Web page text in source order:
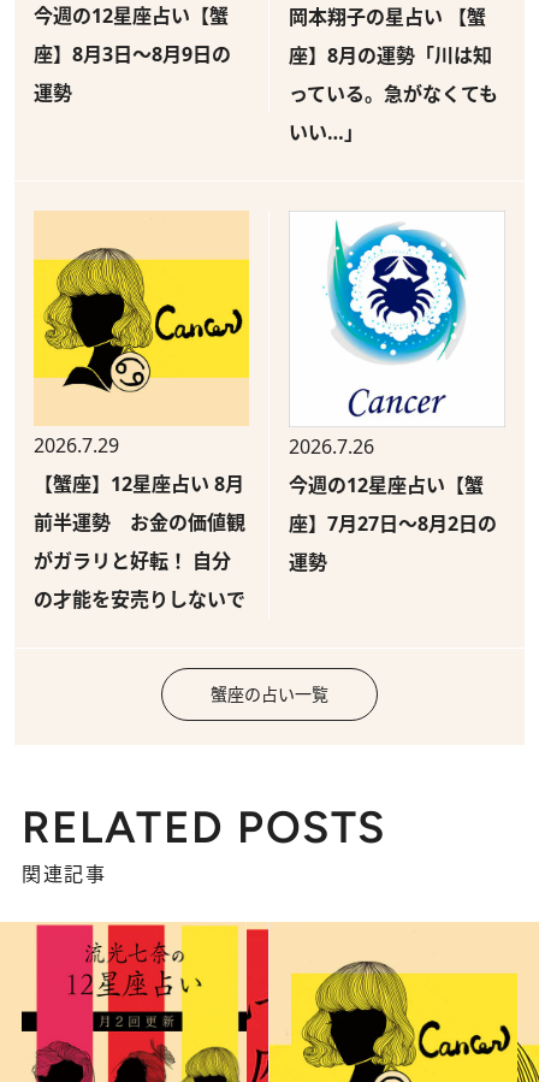
今週の12星座占い【蟹
座】8月3日～8月9日の
運勢
岡本翔子の星占い 【蟹
座】8月の運勢「川は知
っている。急がなくても
いい…」
2026.7.29
【蟹座】12星座占い 8月
前半運勢 お金の価値観
がガラリと好転！ 自分
の才能を安売りしないで
2026.7.26
今週の12星座占い【蟹
座】7月27日～8月2日の
運勢
蟹座の占い一覧
RELATED POSTS
関連記事